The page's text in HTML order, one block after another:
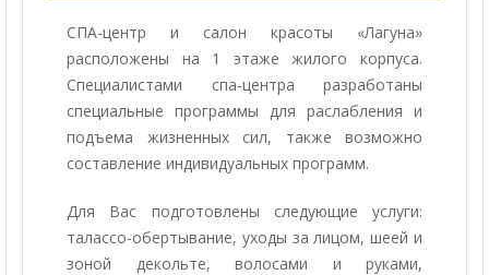
СПА-центр и салон красоты «Лагуна»
расположены на 1 этаже жилого корпуса.
Специалистами спа-центра разработаны
специальные программы для раслабления и
подъема жизненных сил, также возможно
составление индивидуальных программ.
Для Вас подготовлены следующие услуги:
талассо-обертывание, уходы за лицом, шеей и
зоной декольте, волосами и руками,